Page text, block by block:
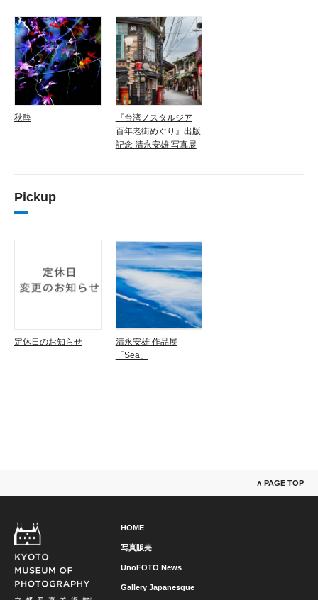
秋酔
『台湾ノスタルジア
百年老街めぐり』出版
記念 清永安雄 写真展
Pickup
定休日のお知らせ
清永安雄 作品展
「Sea」
∧ PAGE TOP
HOME
写真販売
UnoFOTO News
Gallery Japanesque